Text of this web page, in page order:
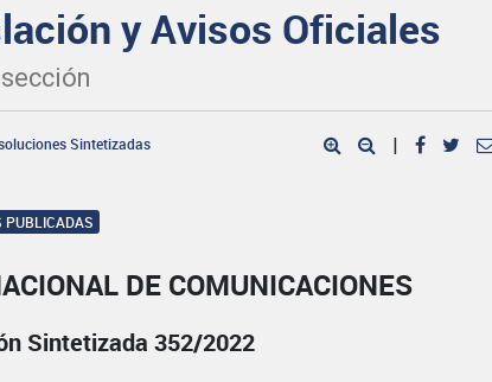
y Avisos Oficiales
Sintetizadas
|
PUBLICADAS
DE COMUNICACIONES
Sintetizada 352/2022